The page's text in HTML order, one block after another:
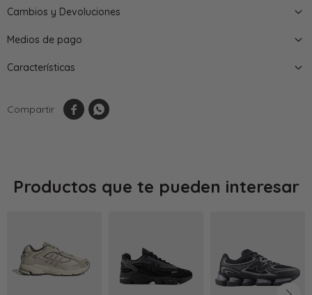
Cambios y Devoluciones
Medios de pago
Características
 
Productos que te pueden interesar